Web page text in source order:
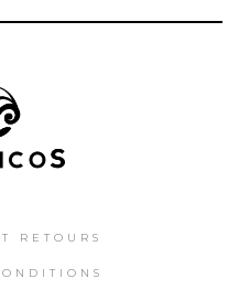
RETOURS